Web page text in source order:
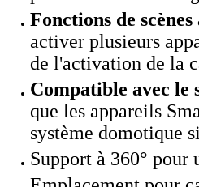
Fonctions de
activer plusieurs
de l'activation de la
Compatible avec le
que les appareils
système domotique
Support à 360°